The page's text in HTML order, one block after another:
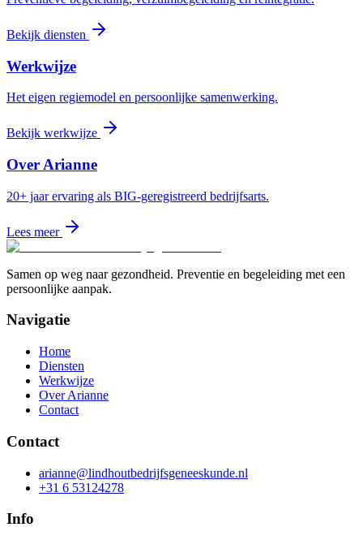
Bekijk diensten
Werkwijze
Het eigen regiemodel en persoonlijke samenwerking.
Bekijk werkwijze
Over Arianne
20+ jaar ervaring als BIG-geregistreerd bedrijfsarts.
Lees meer
Samen op weg naar gezondheid. Preventie en begeleiding met een
persoonlijke aanpak.
Navigatie
Home
Diensten
Werkwijze
Over Arianne
Contact
Contact
arianne@lindhoutbedrijfsgeneeskunde.nl
+31 6 53124278
Info